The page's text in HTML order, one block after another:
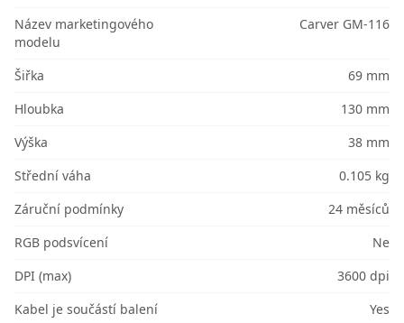
Název marketingového
modelu
Carver GM-116
Šiřka
69 mm
Hloubka
130 mm
Výška
38 mm
Střední váha
0.105 kg
Záruční podmínky
24 měsíců
RGB podsvícení
Ne
DPI (max)
3600 dpi
Kabel je součástí balení
Yes